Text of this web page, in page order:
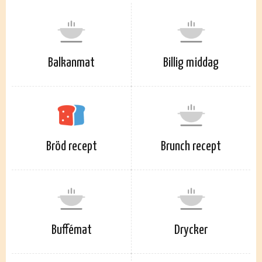
Balkanmat Billig middag
Bröd recept Brunch recept
Buffémat Drycker